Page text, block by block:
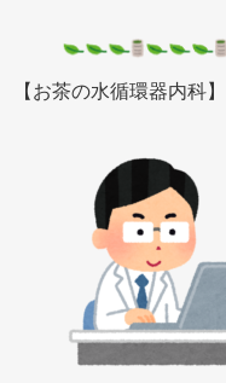
【お茶の水循環器内科】